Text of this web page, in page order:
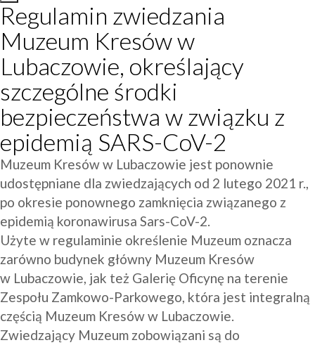
Regulamin zwiedzania
Muzeum Kresów w
Lubaczowie, określający
szczególne środki
bezpieczeństwa w związku z
epidemią SARS-CoV-2
Muzeum Kresów w Lubaczowie jest ponownie
udostępniane dla zwiedzających od 2 lutego 2021 r.,
po okresie ponownego zamknięcia związanego z
epidemią koronawirusa Sars-CoV-2.
Użyte w regulaminie określenie Muzeum oznacza
zarówno budynek główny Muzeum Kresów
w Lubaczowie, jak też Galerię Oficynę na terenie
Zespołu Zamkowo-Parkowego, która jest integralną
częścią Muzeum Kresów w Lubaczowie.
Zwiedzający Muzeum zobowiązani są do